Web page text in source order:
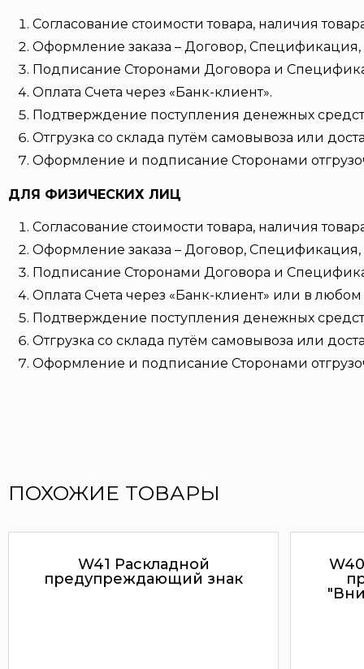
Согласование стоимости товара, наличия
Оформление заказа – Договор, Спецификация,
Подписание Сторонами Договора и
Оплата Счета через «Банк-клиент».
Подтверждение поступления денежных
Отгрузка со склада путём самовывоза или
Оформление и подписание Сторонами
ДЛЯ ФИЗИЧЕСКИХ ЛИЦ
Согласование стоимости товара, наличия
Оформление заказа – Договор,
Подписание Сторонами Договора и
Оплата Счета через «Банк-клиент» или в любом
Подтверждение поступления денежных
Отгрузка со склада путём самовывоза или
Оформление и подписание Сторонами
ПОХОЖИЕ ТОВАРЫ
W41 Раскладной
предупреждающий знак